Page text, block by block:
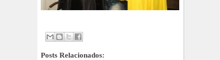
Posts Relacionados: